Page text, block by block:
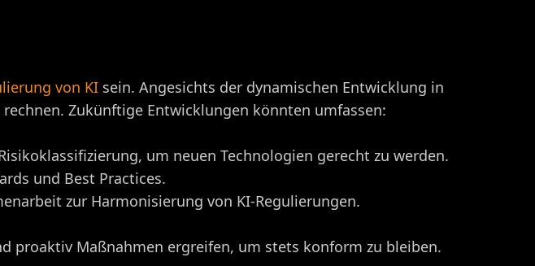
von KI sein. Angesichts der dynamischen Entwicklung in
Zukünftige Entwicklungen könnten umfassen:
um neuen Technologien gerecht zu werden.
und Best Practices.
zur Harmonisierung von KI-Regulierungen.
proaktiv Maßnahmen ergreifen, um stets konform zu bleiben.